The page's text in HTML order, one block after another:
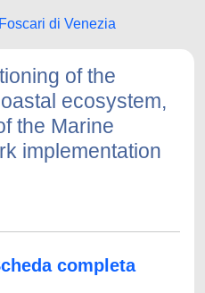
di Venezia
of the
ecosystem,
the Marine
implementation
completa